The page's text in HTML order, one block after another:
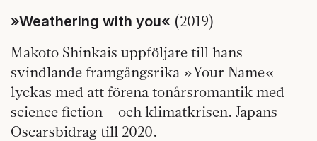
»Weathering with you« (2019)
Makoto Shinkais uppföljare till hans
svindlande framgångsrika »Your Name«
lyckas med att förena tonårsromantik med
science fiction – och klimatkrisen. Japans
Oscarsbidrag till 2020.